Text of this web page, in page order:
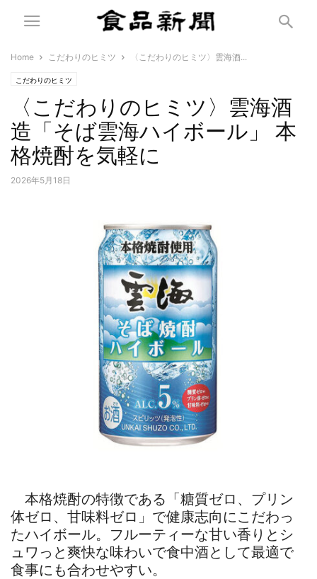
Home こだわりのヒミツ 〈こだわりのヒミツ〉雲海酒...
こだわりのヒミツ
〈こだわりのヒミツ〉雲海酒
造「そば雲海ハイボール」 本
格焼酎を気軽に
2026年5月18日
本格焼酎の特徴である「糖質ゼロ、プリン
体ゼロ、甘味料ゼロ」で健康志向にこだわっ
たハイボール。フルーティーな甘い香りとシ
ュワっと爽快な味わいで食中酒として最適で
食事にも合わせやすい。